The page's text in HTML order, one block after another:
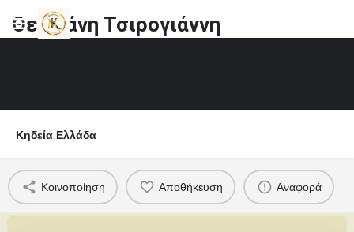
Θεοφάνη Τσιρογιάννη
Κηδεία Ελλάδα
Κοινοποίηση Αποθήκευση Αναφορά